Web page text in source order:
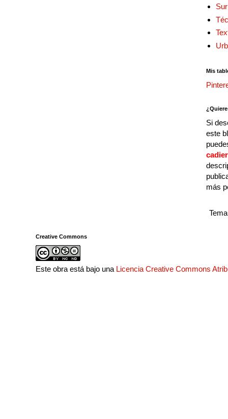
Mis
Si
este
más
Creative Commons
Este obra está bajo una Licencia Creative Commons